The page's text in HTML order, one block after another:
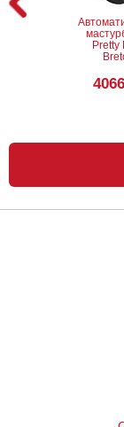
Pretty
4066
водной